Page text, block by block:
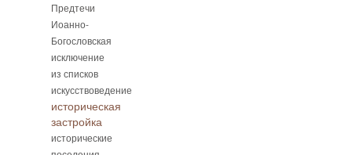
Предтечи
Иоанно-
Богословская
исключение
из списков
искусствоведение
историческая
застройка
исторические